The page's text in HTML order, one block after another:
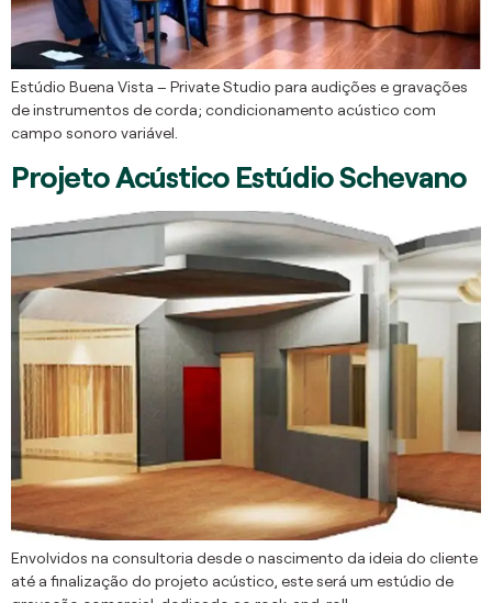
Estúdio Buena Vista – Private Studio para audições e gravações
de instrumentos de corda; condicionamento acústico com
campo sonoro variável.
Projeto Acústico Estúdio Schevano
Envolvidos na consultoria desde o nascimento da ideia do cliente
até a finalização do projeto acústico, este será um estúdio de